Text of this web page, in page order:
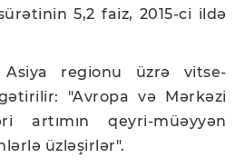
5,2 faiz, 2015-ci ildə
regionu üzrə vitse-
"Avropa və Mərkəzi
artımın qeyri-müəyyən
üzləşirlər".